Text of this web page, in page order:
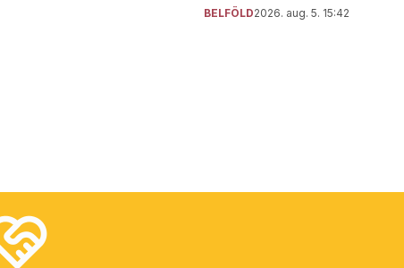
BELFÖLD2026. aug. 5. 15:42